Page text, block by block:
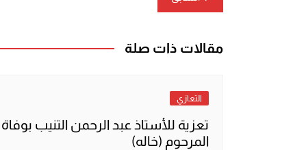
المقالات
مقالات ذات صلة
التعازي
تعزية للأستاذ عبد الرحمن التنيب بوفاة
المرحوم (خاله)